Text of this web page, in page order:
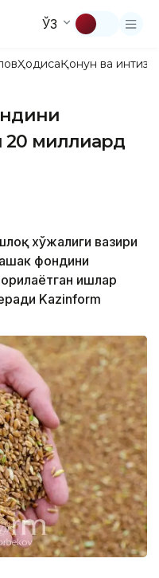
ЎЗ
ҲодисаҚонун ва
20 миллиард
хўжалиги вазири
фондини
ишлар
Kazinform